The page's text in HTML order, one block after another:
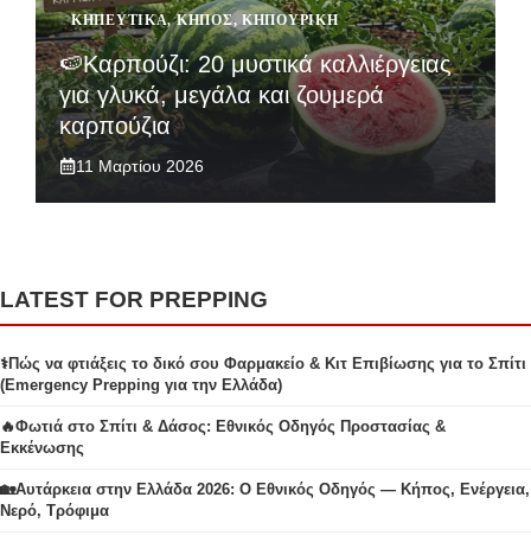
ΚΗΠΕΥΤΙΚΆ,ΚΉΠΟΣ,ΚΗΠΟΥΡΙΚΉ
🍉Καρπούζι: 20 μυστικά καλλιέργειας
για γλυκά, μεγάλα και ζουμερά
καρπούζια
11 Μαρτίου 2026
LATEST FOR PREPPING
⚕️Πώς να φτιάξεις το δικό σου Φαρμακείο & Κιτ Επιβίωσης για το Σπίτι
(Emergency Prepping για την Ελλάδα)
🔥Φωτιά στο Σπίτι & Δάσος: Εθνικός Οδηγός Προστασίας &
Εκκένωσης
🏡Αυτάρκεια στην Ελλάδα 2026: Ο Εθνικός Οδηγός — Κήπος, Ενέργεια,
Νερό, Τρόφιμα